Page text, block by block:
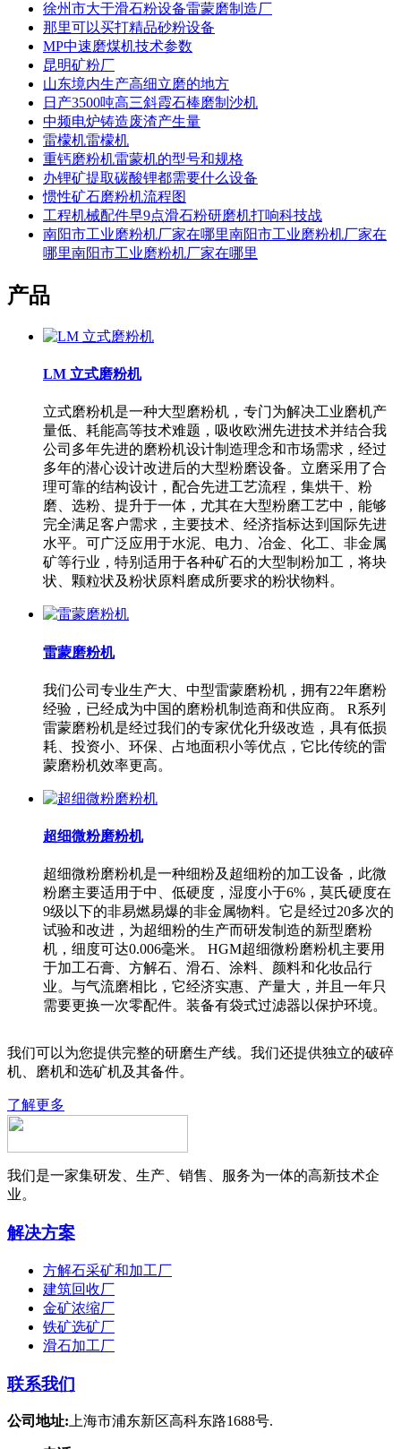
徐州市大于滑石粉设备雷蒙磨制造厂
那里可以买打精品砂粉设备
MP中速磨煤机技术参数
昆明矿粉厂
山东境内生产高细立磨的地方
日产3500吨高三斜霞石棒磨制沙机
中频电炉铸造废渣产生量
雷檬机雷檬机
重钙磨粉机雷蒙机的型号和规格
办锂矿提取碳酸锂都需要什么设备
惯性矿石磨粉机流程图
工程机械配件早9点滑石粉研磨机打响科技战
南阳市工业磨粉机厂家在哪里南阳市工业磨粉机厂家在
哪里南阳市工业磨粉机厂家在哪里
产品
LM 立式磨粉机
立式磨粉机是一种大型磨粉机，专门为解决工业磨机产
量低、耗能高等技术难题，吸收欧洲先进技术并结合我
公司多年先进的磨粉机设计制造理念和市场需求，经过
多年的潜心设计改进后的大型粉磨设备。立磨采用了合
理可靠的结构设计，配合先进工艺流程，集烘干、粉
磨、选粉、提升于一体，尤其在大型粉磨工艺中，能够
完全满足客户需求，主要技术、经济指标达到国际先进
水平。可广泛应用于水泥、电力、冶金、化工、非金属
矿等行业，特别适用于各种矿石的大型制粉加工，将块
状、颗粒状及粉状原料磨成所要求的粉状物料。
雷蒙磨粉机
我们公司专业生产大、中型雷蒙磨粉机，拥有22年磨粉
经验，已经成为中国的磨粉机制造商和供应商。 R系列
雷蒙磨粉机是经过我们的专家优化升级改造，具有低损
耗、投资小、环保、占地面积小等优点，它比传统的雷
蒙磨粉机效率更高。
超细微粉磨粉机
超细微粉磨粉机是一种细粉及超细粉的加工设备，此微
粉磨主要适用于中、低硬度，湿度小于6%，莫氏硬度在
9级以下的非易燃易爆的非金属物料。它是经过20多次的
试验和改进，为超细粉的生产而研发制造的新型磨粉
机，细度可达0.006毫米。 HGM超细微粉磨粉机主要用
于加工石膏、方解石、滑石、涂料、颜料和化妆品行
业。与气流磨相比，它经济实惠、产量大，并且一年只
需要更换一次零配件。装备有袋式过滤器以保护环境。
我们可以为您提供完整的研磨生产线。我们还提供独立的破碎
机、磨机和选矿机及其备件。
了解更多
我们是一家集研发、生产、销售、服务为一体的高新技术企
业。
解决方案
方解石采矿和加工厂
建筑回收厂
金矿浓缩厂
铁矿选矿厂
滑石加工厂
联系我们
公司地址: 上海市浦东新区高科东路1688号.